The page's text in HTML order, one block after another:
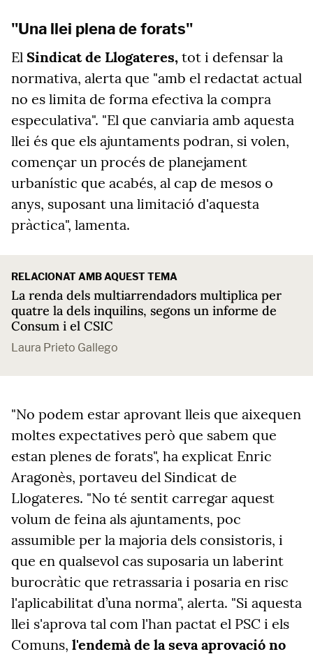
"Una llei plena de forats"
El Sindicat de Llogateres, tot i defensar la
normativa, alerta que "amb el redactat actual
no es limita de forma efectiva la compra
especulativa". "El que canviaria amb aquesta
llei és que els ajuntaments podran, si volen,
començar un procés de planejament
urbanístic que acabés, al cap de mesos o
anys, suposant una limitació d'aquesta
pràctica", lamenta.
RELACIONAT AMB AQUEST TEMA
La renda dels multiarrendadors multiplica per
quatre la dels inquilins, segons un informe de
Consum i el CSIC
Laura Prieto Gallego
"No podem estar aprovant lleis que aixequen
moltes expectatives però que sabem que
estan plenes de forats", ha explicat Enric
Aragonès, portaveu del Sindicat de
Llogateres. "No té sentit carregar aquest
volum de feina als ajuntaments, poc
assumible per la majoria dels consistoris, i
que en qualsevol cas suposaria un laberint
burocràtic que retrassaria i posaria en risc
l'aplicabilitat d’una norma", alerta. "Si aquesta
llei s'aprova tal com l'han pactat el PSC i els
Comuns, l'endemà de la seva aprovació no